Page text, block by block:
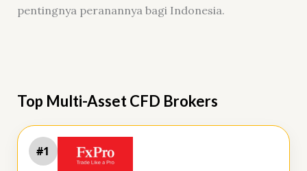
pentingnya peranannya bagi Indonesia.
Top Multi-Asset CFD Brokers
#1